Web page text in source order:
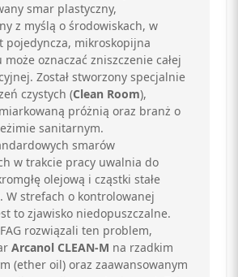
smar plastyczny,
z myślą o środowiskach, w
pojedyncza, mikroskopijna
oznaczać zniszczenie całej
Został stworzony specjalnie
czystych (Clean Room),
próżnią oraz branż o
sanitarnym.
smarów
w trakcie pracy uwalnia do
olejową i cząstki stałe
W strefach o kontrolowanej
to zjawisko niedopuszczalne.
rozwiązali ten problem,
Arcanol CLEAN-M na rzadkim
(ether oil) oraz zaawansowanym